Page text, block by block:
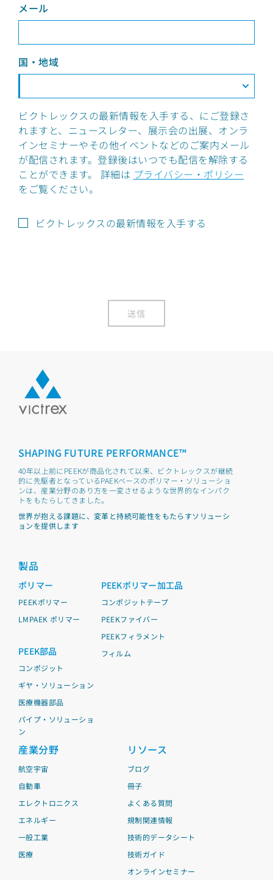
メール
国・地域
ビクトレックスの最新情報を入手する、にご登録さ
れますと、ニュースレター、展示会の出展、オンラ
インセミナーやその他イベントなどのご案内メール
が配信されます。登録後はいつでも配信を解除する
ことができます。 詳細は プライバシー・ポリシー
をご覧ください。
ビクトレックスの最新情報を入手する
送信
SHAPING FUTURE PERFORMANCE™
40年以上前にPEEKが商品化されて以来、ビクトレックスが継続
的に先駆者となっているPAEKベースのポリマー・ソリューショ
ンは、産業分野のあり方を一変させるような世界的なインパク
トをもたらしてきました。
世界が抱える課題に、変革と持続可能性をもたらすソリューシ
ョンを提供します
製品
ポリマー
PEEKポリマー
LMPAEK ポリマー
PEEK部品
コンポジット
ギヤ・ソリューション
医療機器部品
パイプ・ソリューショ
ン
PEEKポリマー加工品
コンポジットテープ
PEEKファイバー
PEEKフィラメント
フィルム
産業分野
航空宇宙
自動車
エレクトロニクス
エネルギー
一般工業
医療
リソース
ブログ
冊子
よくある質問
規制関連情報
技術的データシート
技術ガイド
オンラインセミナー